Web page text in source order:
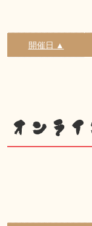
開催日 ▲
オンラ